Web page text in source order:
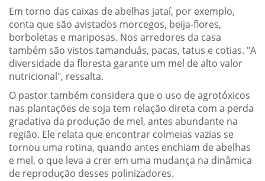
Em torno das caixas de abelhas jataí, por exemplo,
conta que são avistados morcegos, beija-flores,
borboletas e mariposas. Nos arredores da casa
também são vistos tamanduás, pacas, tatus e cotias. "A
diversidade da floresta garante um mel de alto valor
nutricional", ressalta.
O pastor também considera que o uso de agrotóxicos
nas plantações de soja tem relação direta com a perda
gradativa da produção de mel, antes abundante na
região. Ele relata que encontrar colmeias vazias se
tornou uma rotina, quando antes enchiam de abelhas
e mel, o que leva a crer em uma mudança na dinâmica
de reprodução desses polinizadores.